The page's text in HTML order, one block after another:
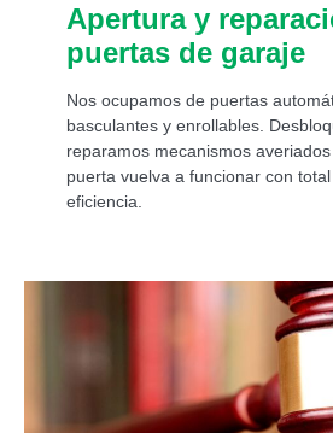
Apertura y
puertas de garaje
Nos ocupamos de puertas
basculantes y enrollables.
reparamos mecanismos
puerta vuelva a funcionar con
eficiencia.